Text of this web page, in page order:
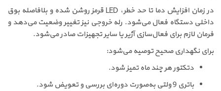
در زمان افزایش دما تا حد خطر، LED قرمز روشن شده و بلافاصله بوق
داخلی دستگاه فعال می‌شود. رله خروجی نیز تغییر وضعیت می‌دهد و
فرمان لازم برای فعال‌سازی آژیر یا سایر تجهیزات صادر می‌شود.
برای نگهداری صحیح توصیه می‌شود:
دتکتور هر چند ماه تمیز شود.
باتری 9 ولتی به‌صورت دوره‌ای بررسی و تعویض شود.